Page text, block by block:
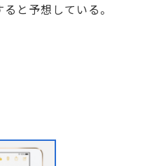
と予想している。